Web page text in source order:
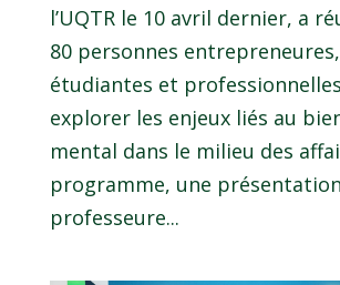
l’UQTR le 10 avril dernier, a
80 personnes entrepreneures,
étudiantes et
explorer les enjeux liés au
mental dans le milieu des
programme, une
professeure...